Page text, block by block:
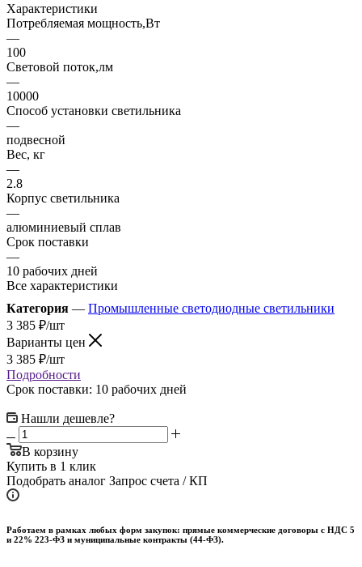
Характеристики
Потребляемая мощность,Вт
—
100
Световой поток,лм
—
10000
Способ установки светильника
—
подвесной
Вес, кг
—
2.8
Корпус светильника
—
алюминиевый сплав
Срок поставки
—
10 рабочих дней
Все характеристики
Категория — Промышленные светодиодные светильники
3 385 ₽/шт
Варианты цен
3 385 ₽/шт
Подробности
Срок поставки: 10 рабочих дней
Нашли дешевле?
В корзину
Купить в 1 клик
Подобрать аналог Запрос счета / КП
Работаем в рамках любых форм закупок: прямые коммерческие договоры с НДС 5
и 22% 223-ФЗ и муниципальные контракты (44-ФЗ).